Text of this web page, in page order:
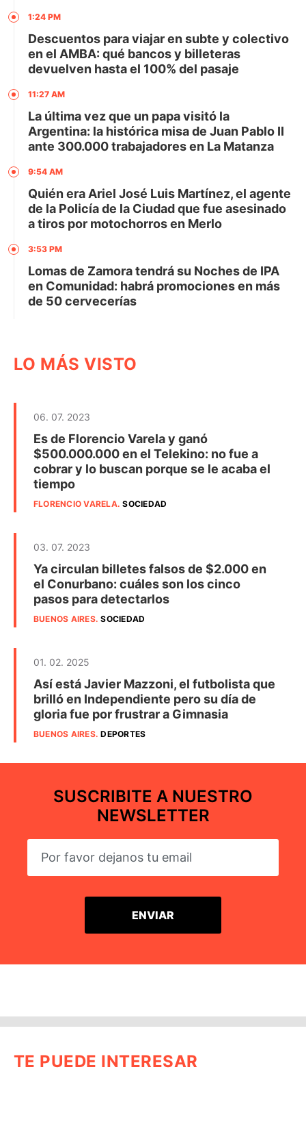
1:24 PM
Descuentos para viajar en subte y colectivo
en el AMBA: qué bancos y billeteras
devuelven hasta el 100% del pasaje
11:27 AM
La última vez que un papa visitó la
Argentina: la histórica misa de Juan Pablo II
ante 300.000 trabajadores en La Matanza
9:54 AM
Quién era Ariel José Luis Martínez, el agente
de la Policía de la Ciudad que fue asesinado
a tiros por motochorros en Merlo
3:53 PM
Lomas de Zamora tendrá su Noches de IPA
en Comunidad: habrá promociones en más
de 50 cervecerías
LO MÁS VISTO
06. 07. 2023
Es de Florencio Varela y ganó
$500.000.000 en el Telekino: no fue a
cobrar y lo buscan porque se le acaba el
tiempo
FLORENCIO VARELA.SOCIEDAD
03. 07. 2023
Ya circulan billetes falsos de $2.000 en
el Conurbano: cuáles son los cinco
pasos para detectarlos
BUENOS AIRES.SOCIEDAD
01. 02. 2025
Así está Javier Mazzoni, el futbolista que
brilló en Independiente pero su día de
gloria fue por frustrar a Gimnasia
BUENOS AIRES.DEPORTES
SUSCRIBITE A NUESTRO
NEWSLETTER
TE PUEDE INTERESAR